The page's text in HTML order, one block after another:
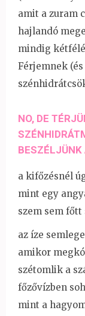
amit a zuram
hajlandó
mindig
Férjemnek
NO, DE
BESZÉLJÜNK
a kifőzésnél
mint egy
szem sem főtt
az íze
amikor
szétomlik a
főzővízben
mint a